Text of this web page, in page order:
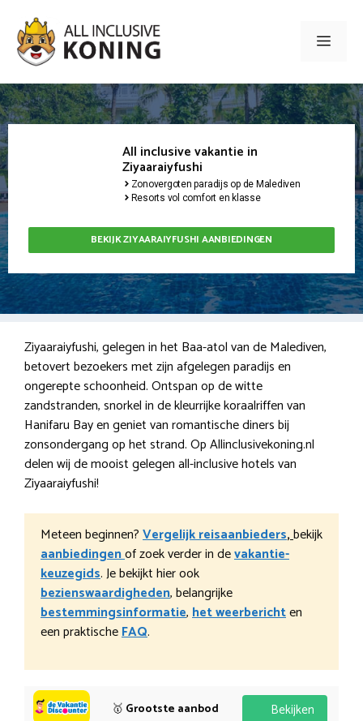
naar
inhoud
Menu
All inclusive vakantie in
Ziyaaraiyfushi
Zonovergoten paradijs op de Malediven
Resorts vol comfort en klasse
BEKIJK ZIYAARAIYFUSHI AANBIEDINGEN
Ziyaaraiyfushi, gelegen in het Baa-atol van de Malediven,
betovert bezoekers met zijn afgelegen paradijs en
ongerepte schoonheid. Ontspan op de witte
zandstranden, snorkel in de kleurrijke koraalriffen van
Hanifaru Bay en geniet van romantische diners bij
zonsondergang op het strand. Op Allinclusivekoning.nl
delen wij de mooist gelegen all-inclusive hotels van
Ziyaaraiyfushi!
Meteen beginnen?Vergelijk reisaanbieders,bekijk
aanbiedingenof zoek verder in devakantie-
keuzegids. Je bekijkt hier ook
bezienswaardigheden, belangrijke
bestemmingsinformatie,het weerberichten
een praktischeFAQ.
🥇 Grootste aanbod Bekijken